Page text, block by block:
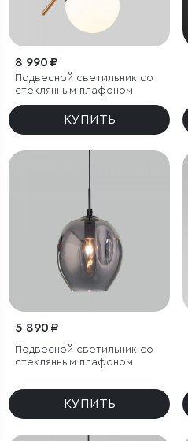
8 990 ₽
Подвесной светильник со
стеклянным плафоном
КУПИТЬ
5 890 ₽
Подвесной светильник со
стеклянным плафоном
КУПИТЬ